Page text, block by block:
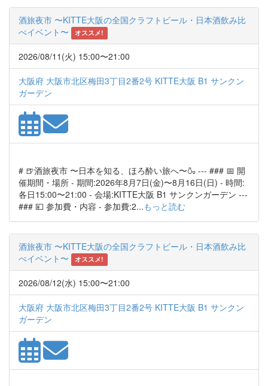
酒旅夜市 〜KITTE大阪の全国クラフトビール・日本酒飲み比
べイベント〜
オススメ!
2026/08/11(火) 15:00〜21:00
大阪府 大阪市北区梅田3丁目2番2号 KITTE大阪 B1 サンクン
ガーデン
# 🍺酒旅夜市 〜日本を知る、ほろ酔い旅へ〜🍶 --- ### 📅 開
催期間・場所 - 期間:2026年8月7日(金)〜8月16日(日) - 時間:
各日15:00〜21:00 - 会場:KITTE大阪 B1 サンクンガーデン ---
### 💴 参加費・内容 - 参加費:2...もっと読む
酒旅夜市 〜KITTE大阪の全国クラフトビール・日本酒飲み比
べイベント〜
オススメ!
2026/08/12(水) 15:00〜21:00
大阪府 大阪市北区梅田3丁目2番2号 KITTE大阪 B1 サンクン
ガーデン